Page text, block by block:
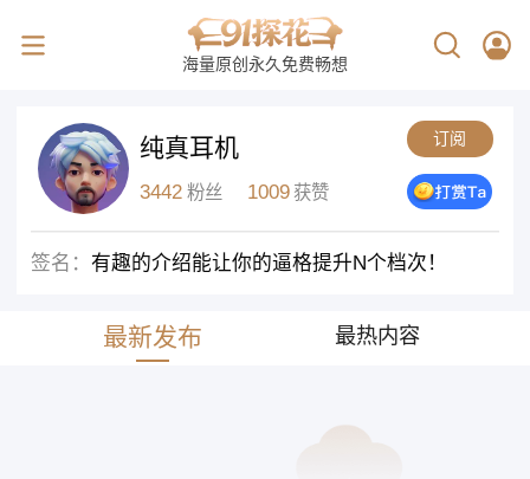
海量原创永久免费畅想
纯真耳机 订阅
3442 粉丝 1009 获赞
签名： 有趣的介绍能让你的逼格提升N个档次！
最新发布 最热内容